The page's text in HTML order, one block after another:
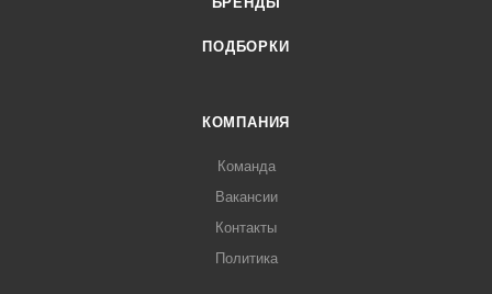
ПОДБОРКИ
КОМПАНИЯ
Команда
Вакансии
Контакты
Политика